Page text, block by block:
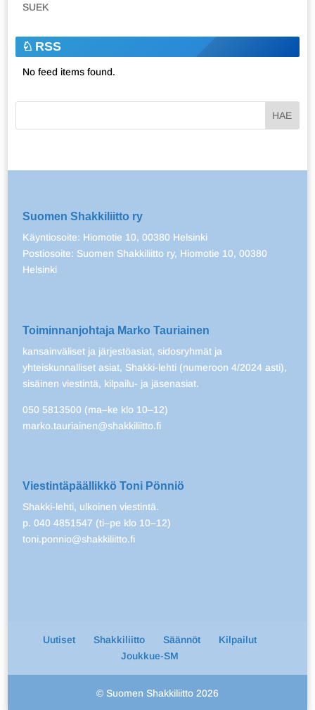
SUEK
RSS
No feed items found.
Suomen Shakkiliitto ry
Käyntiosoite: Hiomotie 10, 00380 Helsinki
Postiosoite: Suomen Shakkiliitto ry, Hiomotie 10, 00380
Helsinki
Toiminnanjohtaja Marko Tauriainen
kansainväliset ja järjestöasiat, sidosryhmät ja
yhteiskunnalliset asiat, Shakki-lehti (numeroon 4/2024 asti),
sisäinen viestintä, kilpailu- ja jäsenasiat.
050 5813500 (ma–ke klo 10–12)
marko.tauriainen@shakkiliitto.fi
Viestintäpäällikkö Toni Pönniö
Shakki-lehti, ulkoinen viestintä.
p. 040 4851547 (ti–pe klo 10–12)
toni.ponnio@shakkiliitto.fi
Uutiset Shakkiliitto Säännöt
Kilpailut
Joukkue-SM
© Suomen Shakkiliitto 2026